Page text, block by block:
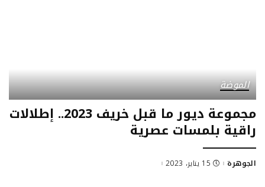
الموضة
مجموعة ديور ما قبل خريف 2023.. إطلالات
راقية بلمسات عصرية
Posted
الجوهرة 15 يناير، 2023